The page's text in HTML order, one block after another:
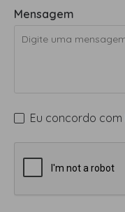
Mensagem
Eu concordo com